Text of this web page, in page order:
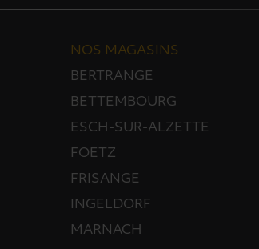
NOS MAGASINS
BERTRANGE
BETTEMBOURG
ESCH-SUR-ALZETTE
FOETZ
FRISANGE
INGELDORF
MARNACH